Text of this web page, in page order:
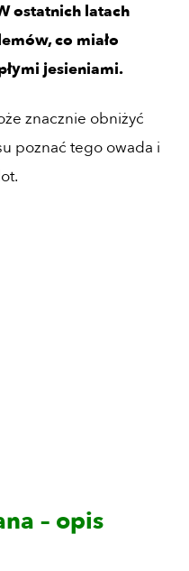
ostatnich latach
co miało
jesieniami.
znacznie obniżyć
poznać tego owada i
– opis